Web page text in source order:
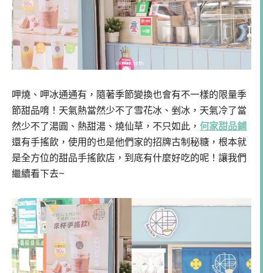
呷燒、呷冰通通有，隨著季節變換也會有不一樣的限量季
節甜品唷！天氣熱當然少不了雪花冰、剉冰，天氣冷了當
然少不了湯圓、熱甜湯、燒仙草，不只如此， 何家甜品鋪
還有手搖飲，使用的也是他們家的招牌古制秘糖，根本就
是全方位的甜品手搖飲店，到底有什麼好吃的呢！讓我們
繼續看下去~